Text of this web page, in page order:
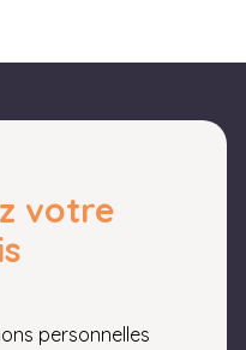
votre
personnelles